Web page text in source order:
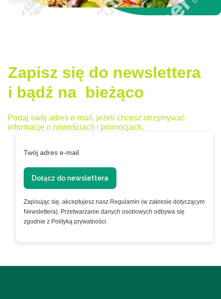
Zapisz się do newslettera
i bądź na bieżąco
Podaj swój adres e-mail, jeżeli chcesz otrzymywać
informacje o nowościach i promocjach.
Twój adres e-mail
Dołącz do newslettera
Zapisując się, akceptujesz nasz Regulamin (w zakresie dotyczącym
Newslettera). Przetwarzanie danych osobowych odbywa się
zgodnie z Polityką prywatności.